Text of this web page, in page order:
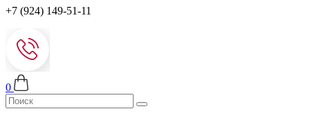
+7 (924) 149-51-11
0